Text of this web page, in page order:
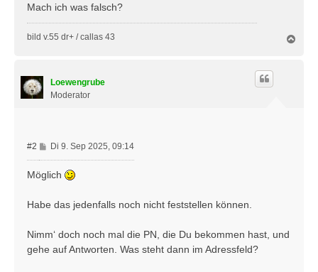
Mach ich was falsch?
bild v.55 dr+ / callas 43
Loewengrube
Moderator
#2
B
e
i
a
Di 9. Sep 2025, 09:14
Möglich
Habe das jedenfalls noch nicht feststellen können.
Nimm‘ doch noch mal die PN, die Du bekommen hast, und
gehe auf Antworten. Was steht dann im Adressfeld?